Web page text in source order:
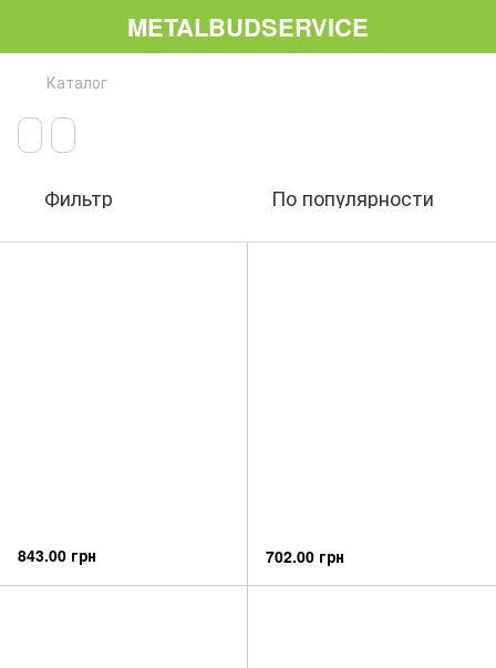
METALBUDSERVICE
Каталог
Фильтр По популярности
843.00 грн 702.00 грн